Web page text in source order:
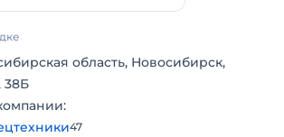
область, Новосибирск,
38Б
47